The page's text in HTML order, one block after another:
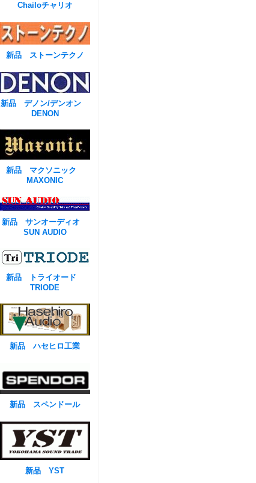
Chailoチャリオ
新品 ストーンテクノ
新品 デノン/デンオン
DENON
新品 マクソニック
MAXONIC
新品 サンオーディオ
SUN AUDIO
新品 トライオード
TRIODE
新品 ハセヒロ工業
新品 スペンドール
新品 YST